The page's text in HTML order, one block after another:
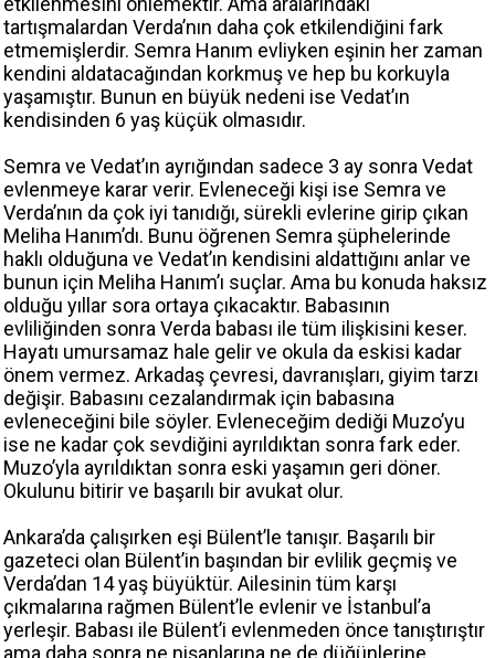
tartışmalardan Verda’nın daha çok etkilendiğini fark
etmemişlerdir. Semra Hanım evliyken eşinin her zaman
kendini aldatacağından korkmuş ve hep bu korkuyla
yaşamıştır. Bunun en büyük nedeni ise Vedat’ın
kendisinden 6 yaş küçük olmasıdır.
Semra ve Vedat’ın ayrığından sadece 3 ay sonra Vedat
evlenmeye karar verir. Evleneceği kişi ise Semra ve
Verda’nın da çok iyi tanıdığı, sürekli evlerine girip çıkan
Meliha Hanım’dı. Bunu öğrenen Semra şüphelerinde
haklı olduğuna ve Vedat’ın kendisini aldattığını anlar ve
bunun için Meliha Hanım’ı suçlar. Ama bu konuda haksız
olduğu yıllar sora ortaya çıkacaktır. Babasının
evliliğinden sonra Verda babası ile tüm ilişkisini keser.
Hayatı umursamaz hale gelir ve okula da eskisi kadar
önem vermez. Arkadaş çevresi, davranışları, giyim tarzı
değişir. Babasını cezalandırmak için babasına
evleneceğini bile söyler. Evleneceğim dediği Muzo’yu
ise ne kadar çok sevdiğini ayrıldıktan sonra fark eder.
Muzo’yla ayrıldıktan sonra eski yaşamın geri döner.
Okulunu bitirir ve başarılı bir avukat olur.
Ankara’da çalışırken eşi Bülent’le tanışır. Başarılı bir
gazeteci olan Bülent’in başından bir evlilik geçmiş ve
Verda’dan 14 yaş büyüktür. Ailesinin tüm karşı
çıkmalarına rağmen Bülent’le evlenir ve İstanbul’a
yerleşir. Babası ile Bülent’i evlenmeden önce tanıştırıştır
ama daha sonra ne nişanlarına ne de düğünlerine